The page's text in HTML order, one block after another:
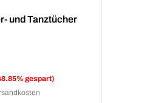
und Tanztücher
gespart)